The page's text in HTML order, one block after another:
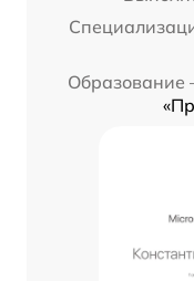
Образование